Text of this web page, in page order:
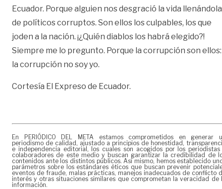
Ecuador. Porque alguien nos desgració la vida llenándola
de políticos corruptos. Son ellos los culpables, los que
joden a la nación. ¡¿Quién diablos los habrá elegido?!
Siempre me lo pregunto. Porque la corrupción son ellos:
la corrupción no soy yo.
Cortesía El Expreso de Ecuador.
En PERIÓDICO DEL META estamos comprometidos en generar
periodismo de calidad, ajustado a principios de honestidad,
e independencia editorial, los cuales son acogidos por los periodistas
colaboradores de este medio y buscan garantizar la credibilidad de
contenidos ante los distintos públicos. Así mismo, hemos establecido
parámetros sobre los estándares éticos que buscan prevenir
eventos de fraude, malas prácticas, manejos inadecuados de conflicto
interés y otras situaciones similares que comprometan la veracidad de
información.